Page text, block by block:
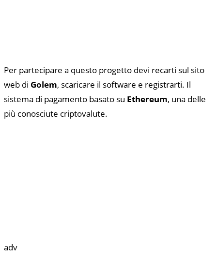
Per partecipare a questo progetto devi recarti sul sito
web di Golem, scaricare il software e registrarti. Il
sistema di pagamento basato su Ethereum, una delle
più conosciute criptovalute.
adv